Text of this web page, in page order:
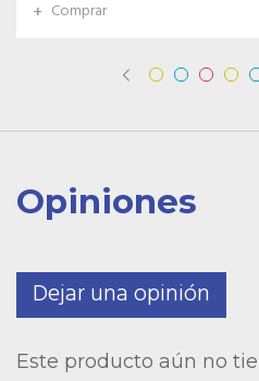
Opiniones
Dejar una opinión
Este producto aún no